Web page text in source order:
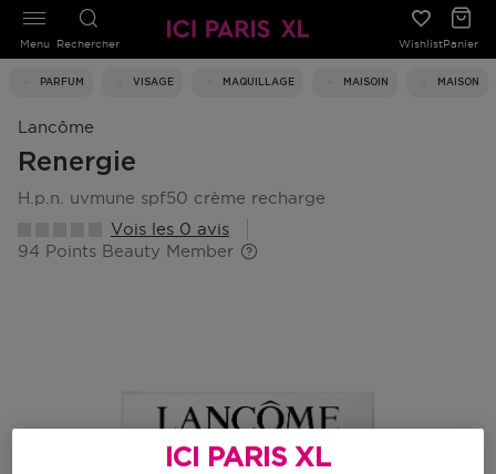
Rechercher WishlistPanier
PARFUM VISAGE MAQUILLAGE MAISOIN MAISON
Menu
Lancôme
Renergie
h.p.n. uvmune spf50 crème recharge
Vois les 0 avis
94 Points Beauty Member
ICI PARIS XL